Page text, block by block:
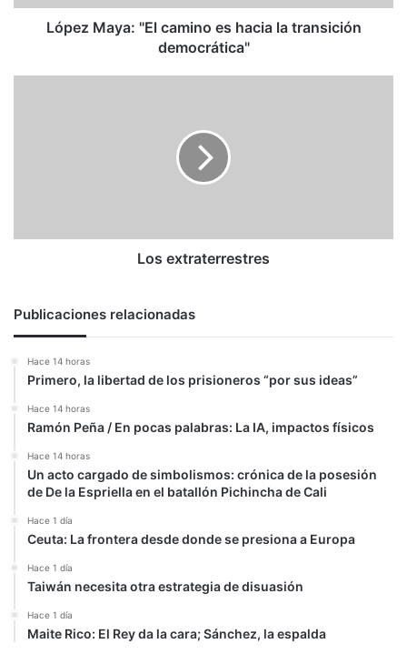
democrática"
López Maya: "El camino es hacia la transición
democrática"
Los extraterrestres
Publicaciones relacionadas
Hace 14 horas
Primero, la libertad de los prisioneros “por sus ideas”
Hace 14 horas
Ramón Peña / En pocas palabras: La IA, impactos físicos
Hace 14 horas
Un acto cargado de simbolismos: crónica de la posesión
de De la Espriella en el batallón Pichincha de Cali
Hace 1 día
Ceuta: La frontera desde donde se presiona a Europa
Hace 1 día
Taiwán necesita otra estrategia de disuasión
Hace 1 día
Maite Rico: El Rey da la cara; Sánchez, la espalda